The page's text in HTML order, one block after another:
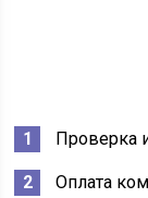
Передача